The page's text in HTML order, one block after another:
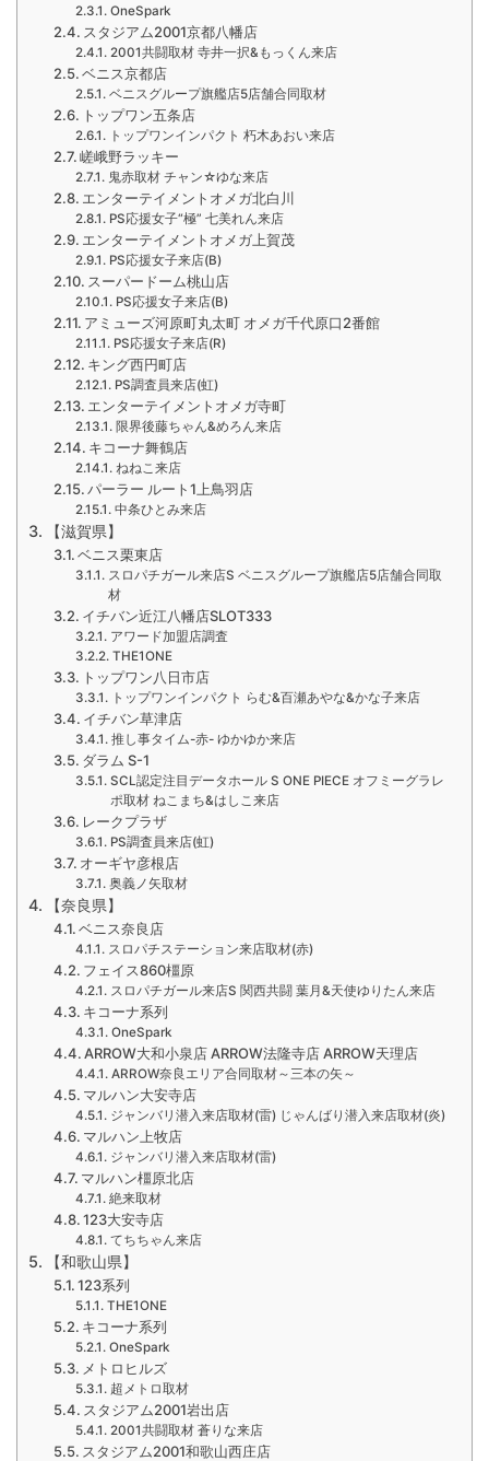
OneSpark
スタジアム2001京都八幡店
2001共闘取材 寺井一択&もっくん来店
ベニス京都店
ベニスグループ旗艦店5店舗合同取材
トップワン五条店
トップワンインパクト 朽木あおい来店
嵯峨野ラッキー
鬼赤取材 チャン☆ゆな来店
エンターテイメントオメガ北白川
PS応援女子“極” 七美れん来店
エンターテイメントオメガ上賀茂
PS応援女子来店(B)
スーパードーム桃山店
PS応援女子来店(B)
アミューズ河原町丸太町 オメガ千代原口2番館
PS応援女子来店(R)
キング西円町店
PS調査員来店(虹)
エンターテイメントオメガ寺町
限界後藤ちゃん&めろん来店
キコーナ舞鶴店
ねねこ来店
パーラー ルート1上鳥羽店
中条ひとみ来店
【滋賀県】
ベニス栗東店
スロパチガール来店S ベニスグループ旗艦店5店舗合同取
材
イチバン近江八幡店SLOT333
アワード加盟店調査
THE1ONE
トップワン八日市店
トップワンインパクト らむ&百瀬あやな&かな子来店
イチバン草津店
推し事タイム-赤- ゆかゆか来店
ダラム S-1
SCL認定注目データホール S ONE PIECE オフミーグラレ
ポ取材 ねこまち&はしこ来店
レークプラザ
PS調査員来店(虹)
オーギヤ彦根店
奥義ノ矢取材
【奈良県】
ベニス奈良店
スロパチステーション来店取材(赤)
フェイス860橿原
スロパチガール来店S 関西共闘 葉月&天使ゆりたん来店
キコーナ系列
OneSpark
ARROW大和小泉店 ARROW法隆寺店 ARROW天理店
ARROW奈良エリア合同取材～三本の矢～
マルハン大安寺店
ジャンバリ潜入来店取材(雷) じゃんばり潜入来店取材(炎)
マルハン上牧店
ジャンバリ潜入来店取材(雷)
マルハン橿原北店
絶来取材
123大安寺店
てちちゃん来店
【和歌山県】
123系列
THE1ONE
キコーナ系列
OneSpark
メトロヒルズ
超メトロ取材
スタジアム2001岩出店
2001共闘取材 蒼りな来店
スタジアム2001和歌山西庄店